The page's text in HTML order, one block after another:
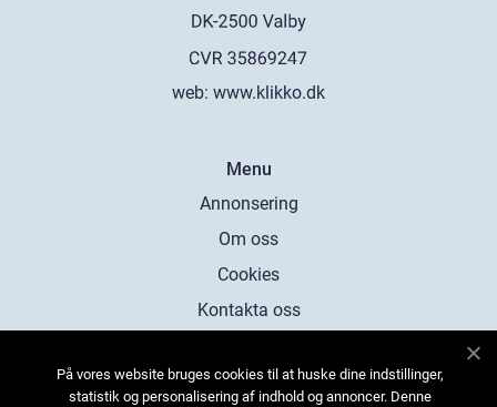
web: www.klikko.dk
Menu
Annonsering
Om oss
Cookies
Kontakta oss
På vores website bruges cookies til at huske dine indstillinger,
statistik og personalisering af indhold og annoncer. Denne